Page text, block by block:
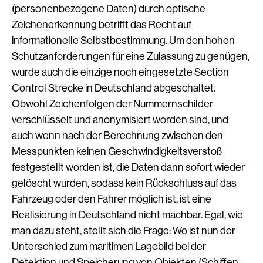
(personenbezogene Daten) durch optische
Zeichenerkennung betrifft das Recht auf
informationelle Selbstbestimmung. Um den hohen
Schutzanforderungen für eine Zulassung zu genügen,
wurde auch die einzige noch eingesetzte Section
Control Strecke in Deutschland abgeschaltet.
Obwohl Zeichenfolgen der Nummernschilder
verschlüsselt und anonymisiert worden sind, und
auch wenn nach der Berechnung zwischen den
Messpunkten keinen Geschwindigkeitsverstoß
festgestellt worden ist, die Daten dann sofort wieder
gelöscht wurden, sodass kein Rückschluss auf das
Fahrzeug oder den Fahrer möglich ist, ist eine
Realisierung in Deutschland nicht machbar. Egal, wie
man dazu steht, stellt sich die Frage: Wo ist nun der
Unterschied zum maritimen Lagebild bei der